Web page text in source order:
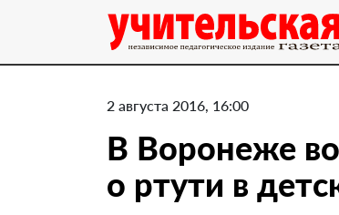
2 августа 2016, 16:00
В Воронеже
о ртути в